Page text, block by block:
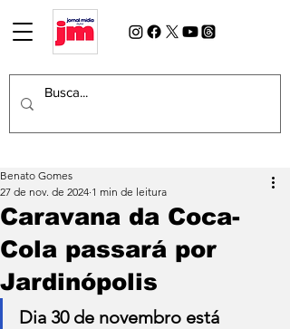
Caravana da Coca-
Cola passará por
Jardinópolis
Benato Gomes
27 de nov. de 2024 1 min de leitura
Dia 30 de novembro está